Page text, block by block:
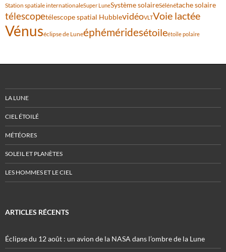
Station spatiale internationaleSuper LuneSystème solaireSélénétache solaire
télescopetélescope spatial HubblevidéoVLTVoie lactée
Vénuséclipse de Luneéphéméridesétoileétoile polaire
LA LUNE
CIEL ÉTOILÉ
MÉTÉORES
SOLEIL ET PLANÈTES
LES HOMMES ET LE CIEL
ARTICLES RÉCENTS
Éclipse du 12 août : un avion de la NASA dans l’ombre de la Lune